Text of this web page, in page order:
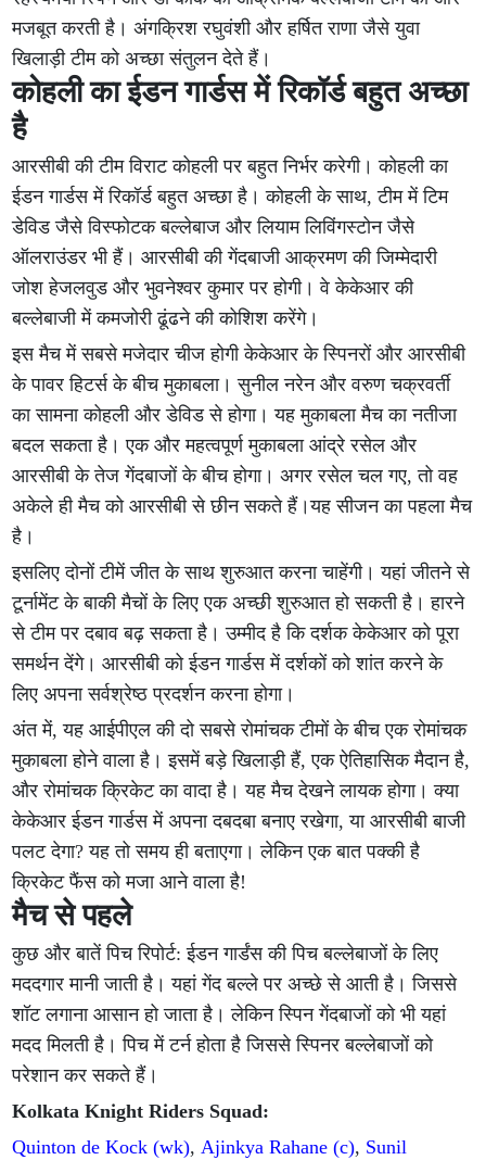
मजबूत करती है। अंगक्रिश रघुवंशी और हर्षित राणा जैसे युवा
खिलाड़ी टीम को अच्छा संतुलन देते हैं।
कोहली का ईडन गार्डस में रिकॉर्ड बहुत अच्छा
है
आरसीबी की टीम विराट कोहली पर बहुत निर्भर करेगी। कोहली का
ईडन गार्डस में रिकॉर्ड बहुत अच्छा है। कोहली के साथ, टीम में टिम
डेविड जैसे विस्फोटक बल्लेबाज और लियाम लिविंगस्टोन जैसे
ऑलराउंडर भी हैं। आरसीबी की गेंदबाजी आक्रमण की जिम्मेदारी
जोश हेजलवुड और भुवनेश्वर कुमार पर होगी। वे केकेआर की
बल्लेबाजी में कमजोरी ढूंढने की कोशिश करेंगे।
इस मैच में सबसे मजेदार चीज होगी केकेआर के स्पिनरों और आरसीबी
के पावर हिटर्स के बीच मुकाबला। सुनील नरेन और वरुण चक्रवर्ती
का सामना कोहली और डेविड से होगा। यह मुकाबला मैच का नतीजा
बदल सकता है। एक और महत्वपूर्ण मुकाबला आंद्रे रसेल और
आरसीबी के तेज गेंदबाजों के बीच होगा। अगर रसेल चल गए, तो वह
अकेले ही मैच को आरसीबी से छीन सकते हैं।यह सीजन का पहला मैच
है।
इसलिए दोनों टीमें जीत के साथ शुरुआत करना चाहेंगी। यहां जीतने से
टूर्नामेंट के बाकी मैचों के लिए एक अच्छी शुरुआत हो सकती है। हारने
से टीम पर दबाव बढ़ सकता है। उम्मीद है कि दर्शक केकेआर को पूरा
समर्थन देंगे। आरसीबी को ईडन गार्डस में दर्शकों को शांत करने के
लिए अपना सर्वश्रेष्ठ प्रदर्शन करना होगा।
अंत में, यह आईपीएल की दो सबसे रोमांचक टीमों के बीच एक रोमांचक
मुकाबला होने वाला है। इसमें बड़े खिलाड़ी हैं, एक ऐतिहासिक मैदान है,
और रोमांचक क्रिकेट का वादा है। यह मैच देखने लायक होगा। क्या
केकेआर ईडन गार्डस में अपना दबदबा बनाए रखेगा, या आरसीबी बाजी
पलट देगा? यह तो समय ही बताएगा। लेकिन एक बात पक्की है
क्रिकेट फैंस को मजा आने वाला है!
मैच से पहले
कुछ और बातें पिच रिपोर्ट: ईडन गार्डंस की पिच बल्लेबाजों के लिए
मददगार मानी जाती है। यहां गेंद बल्ले पर अच्छे से आती है। जिससे
शॉट लगाना आसान हो जाता है। लेकिन स्पिन गेंदबाजों को भी यहां
मदद मिलती है। पिच में टर्न होता है जिससे स्पिनर बल्लेबाजों को
परेशान कर सकते हैं।
Kolkata Knight Riders Squad:
Quinton de Kock (wk),Ajinkya Rahane (c), Sunil